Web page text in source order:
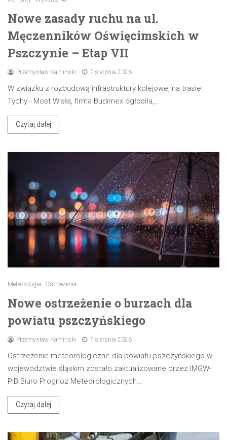
Nowe zasady ruchu na ul.
Męczenników Oświęcimskich w
Pszczynie – Etap VII
Przemysław Kamiński 7 sierpnia 2026
W związku z rozbudową infrastruktury kolejowej na trasie
Tychy - Most Wisła, firma Budimex ogłosiła,…
Czytaj dalej
Meteorologia Ostrzeżenia
Nowe ostrzeżenie o burzach dla
powiatu pszczyńskiego
Przemysław Kamiński 7 sierpnia 2026
Ostrzeżenie meteorologiczne dla powiatu pszczyńskiego w
województwie śląskim zostało zaktualizowane przez IMGW-
PIB Biuro Prognoz Meteorologicznych…
Czytaj dalej